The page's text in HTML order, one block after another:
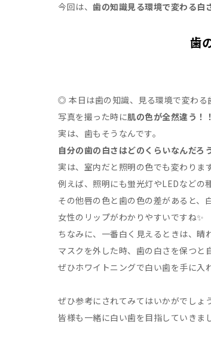
今回は、 歯の知識見る環境で変わる白
歯
◎ 本日は歯の知識、見る環境で変わる
写真を撮った時に肌の色が全然違う！！
実は、歯もそうなんです。
自分の歯の白さはどのくらいなんだろ
実は、室内だと照明の色でも変わります
例えば、照明にも蛍光灯やLEDなどの
その他唇の色と歯の色の差があると、
女性のリップがわかりやすいですね✨
ちなみに、一番白く見えるときは、晴
マスクを外した時、歯の白さを保つと
ぜひホワイトニングで白い歯を手に入
ぜひ参考にされてみてはいかがでしょ
皆様も一緒に白い歯を目指していきま